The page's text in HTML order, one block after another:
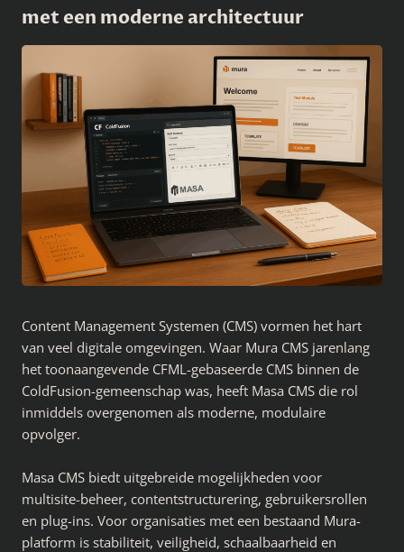
met een moderne architectuur
Content Management Systemen (CMS) vormen het hart
van veel digitale omgevingen. Waar Mura CMS jarenlang
het toonaangevende CFML-gebaseerde CMS binnen de
ColdFusion-gemeenschap was, heeft Masa CMS die rol
inmiddels overgenomen als moderne, modulaire
opvolger.
Masa CMS biedt uitgebreide mogelijkheden voor
multisite-beheer, contentstructurering, gebruikersrollen
en plug-ins. Voor organisaties met een bestaand Mura-
platform is stabiliteit, veiligheid, schaalbaarheid en